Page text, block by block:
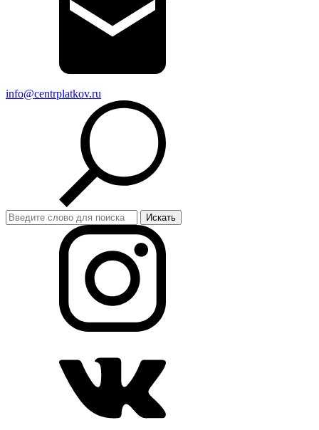
info@centrplatkov.ru